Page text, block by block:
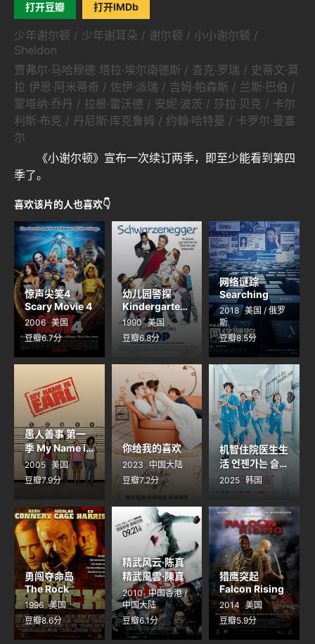
打开豆瓣 打开IMDb
少年谢尔顿 / 少年谢耳朵 / 谢尔顿 / 小小谢尔顿 /
Sheldon
贾弗尔·马哈穆德 塔拉·埃尔南德斯 / 查克·罗瑞 / 史蒂文·莫
拉 伊恩·阿米蒂奇 / 佐伊·派瑞 / 吉姆·帕森斯 / 兰斯·巴伯 /
蒙塔纳·乔丹 / 拉根·雷沃德 / 安妮·波茨 / 莎拉·贝克 / 卡尔
利斯·布克 / 丹尼斯·库克鲁姆 / 约翰·哈特曼 / 卡罗尔·曼塞
尔
《小谢尔顿》宣布一次续订两季，即至少能看到第四
季了。
喜欢该片的人也喜欢👇
惊声尖笑4
Scary Movie 4
2006 美国
豆瓣6.7分
幼儿园警探
Kindergarten
Cop
1990 美国
豆瓣6.8分
网络谜踪
Searching
2018 美国 / 俄罗
斯
豆瓣8.5分
愚人善事 第一
季 My Name is
Earl Season 1
2005 美国
豆瓣7.9分
你给我的喜欢
2023
中国大陆
豆瓣7.2分
机智住院医生生
活 언젠가는 슬기
로울 전공의생활
2025 韩国
勇闯夺命岛
The Rock
1996 美国
豆瓣8.6分
精武风云·陈真
精武風雲·陳真
2010 中国香港 /
中国大陆
豆瓣6.1分
猎鹰突起
Falcon Rising
2014
美国
豆瓣5.9分